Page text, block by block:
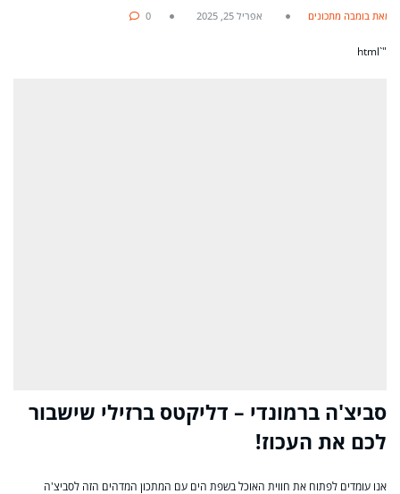
מאת בומבה מתכונים אפריל 25, 2025 0
"`html
סביצ'ה ברמונדי – דליקטס ברזילי שישבור
לכם את העכוז!
אנו עומדים לפתוח את חווית האוכל בשפת הים עם המתכון המדהים הזה לסביצ'ה